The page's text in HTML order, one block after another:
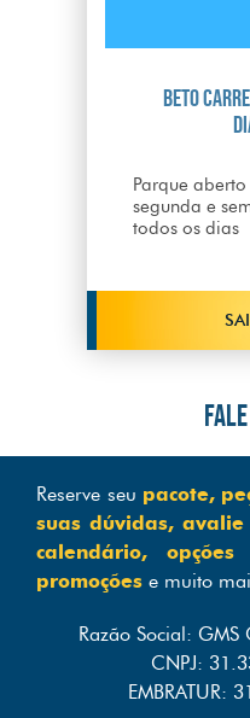
Beto
Parque
segunda e
todos os dias
Reserve seu pacote,
suas dúvidas, avalie
calendário,
promoções e muito
Razão Social: GMS
CNPJ:
EMBRATUR: